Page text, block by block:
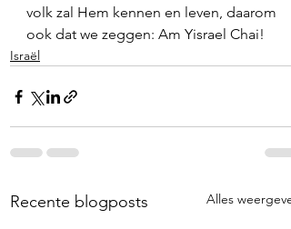
volk zal Hem kennen en leven, daarom
ook dat we zeggen: Am Yisrael Chai!
Israël
Recente blogposts Alles